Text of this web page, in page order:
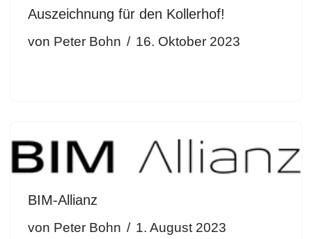
Auszeichnung für den Kollerhof!
von Peter Bohn 16. Oktober 2023
BIM-Allianz
von Peter Bohn 1. August 2023